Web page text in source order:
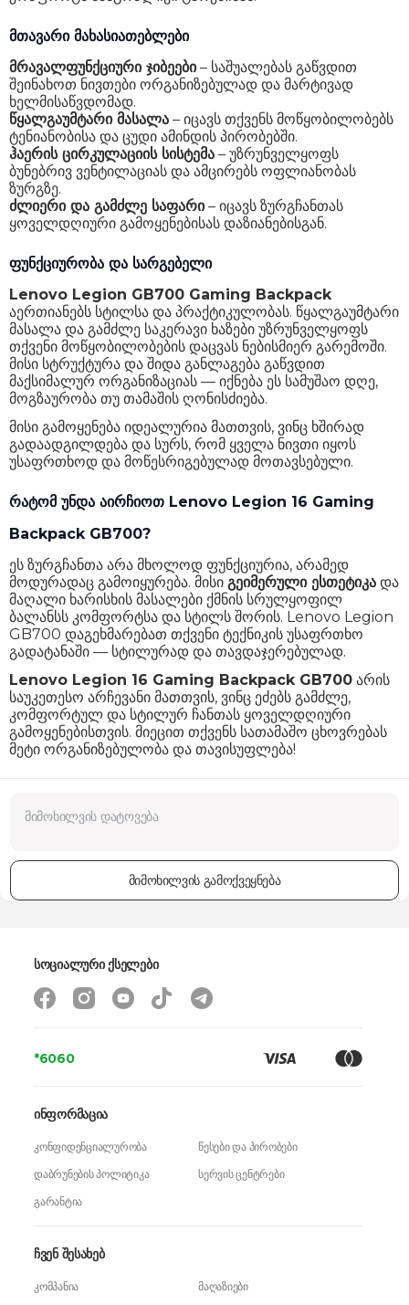
მთავარი მახასიათებლები
მრავალფუნქციური ჯიბეები– საშუალებას გაწვდით
შეინახოთ ნივთები ორგანიზებულად და მარტივად
ხელმისაწვდომად.
წყალგაუმტარი მასალა – იცავს თქვენს მოწყობილობებს
ტენიანობისა და ცუდი ამინდის პირობებში.
ჰაერის ცირკულაციის სისტემა – უზრუნველყოფს
ბუნებრივ ვენტილაციას და ამცირებს ოფლიანობას
ზურგზე.
ძლიერი და გამძლე საფარი– იცავს ზურგჩანთას
ყოველდღიური გამოყენებისას დაზიანებისგან.
ფუნქციურობა და სარგებელი
Lenovo Legion GB700 Gaming Backpack
აერთიანებს სტილსა და პრაქტიკულობას. წყალგაუმტარი
მასალა და გამძლე საკერავი ხაზები უზრუნველყოფს
თქვენი მოწყობილობების დაცვას ნებისმიერ გარემოში.
მისი სტრუქტურა და შიდა განლაგება გაწვდით
მაქსიმალურ ორგანიზაციას — იქნება ეს სამუშაო დღე,
მოგზაურობა თუ თამაშის ღონისძიება.
მისი გამოყენება იდეალურია მათთვის, ვინც ხშირად
გადაადგილდება და სურს, რომ ყველა ნივთი იყოს
უსაფრთხოდ და მოწესრიგებულად მოთავსებული.
რატომ უნდა აირჩიოთ Lenovo Legion 16 Gaming
Backpack GB700?
ეს ზურგჩანთა არა მხოლოდ ფუნქციურია, არამედ
მოდურადაც გამოიყურება. მისი გეიმერული ესთეტიკა და
მაღალი ხარისხის მასალები ქმნის სრულყოფილ
ბალანსს კომფორტსა და სტილს შორის. Lenovo Legion
GB700 დაგეხმარებათ თქვენი ტექნიკის უსაფრთხო
გადატანაში — სტილურად და თავდაჯერებულად.
Lenovo Legion 16 Gaming Backpack GB700 არის
საუკეთესო არჩევანი მათთვის, ვინც ეძებს გამძლე,
კომფორტულ და სტილურ ჩანთას ყოველდღიური
გამოყენებისთვის. მიეცით თქვენს სათამაშო ცხოვრებას
მეტი ორგანიზებულობა და თავისუფლება!
მიმოხილვის გამოქვეყნება
*6060
ჩვენ შესახებ
კომპანია მაღაზიები
ინფორმაცია
კონფიდენციალურობა
წესები და პირობები
დაბრუნების პოლიტიკა
სერვის ცენტრები
გარანტია
სოციალური ქსელები